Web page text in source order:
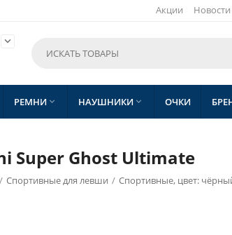
Акции Новости

РЕМНИ  НАУШНИКИ  ОЧКИ
Super Ghost Ultimate
/ Спортивные для левши / Спортивные, цвет: